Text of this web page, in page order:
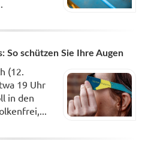
So schützen Sie Ihre Augen
(12.
19 Uhr
in den